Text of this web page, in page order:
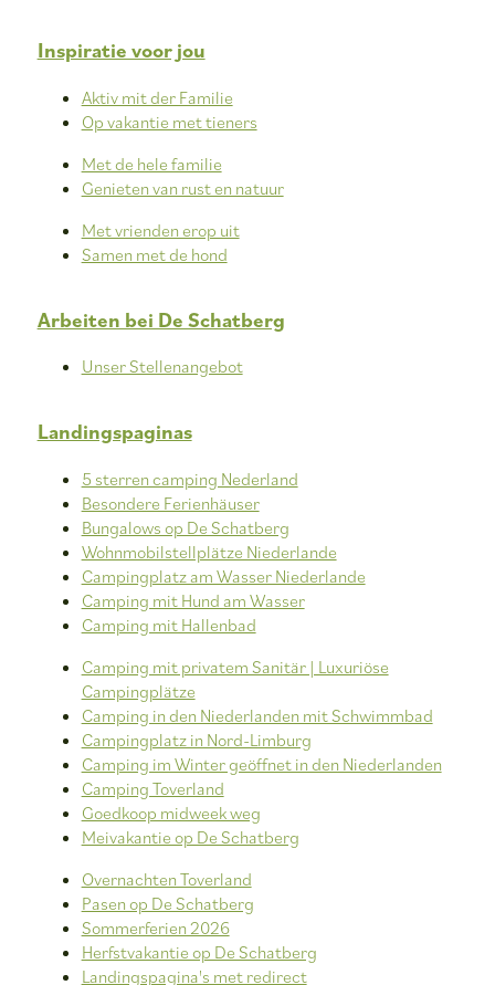
Inspiratie voor jou
Aktiv mit der Familie
Op vakantie met tieners
Met de hele familie
Genieten van rust en natuur
Met vrienden erop uit
Samen met de hond
Arbeiten bei De Schatberg
Unser Stellenangebot
Landingspaginas
5 sterren camping Nederland
Besondere Ferienhäuser
Bungalows op De Schatberg
Wohnmobilstellplätze Niederlande
Campingplatz am Wasser Niederlande
Camping mit Hund am Wasser
Camping mit Hallenbad
Camping mit privatem Sanitär | Luxuriöse
Campingplätze
Camping in den Niederlanden mit Schwimmbad
Campingplatz in Nord-Limburg
Camping im Winter geöffnet in den Niederlanden
Camping Toverland
Goedkoop midweek weg
Meivakantie op De Schatberg
Overnachten Toverland
Pasen op De Schatberg
Sommerferien 2026
Herfstvakantie op De Schatberg
Landingspagina's met redirect